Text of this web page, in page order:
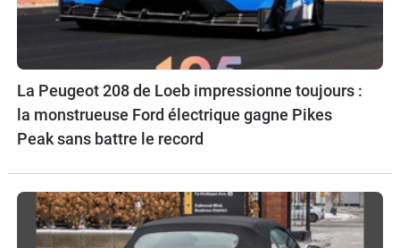
La Peugeot 208 de Loeb impressionne toujours :
la monstrueuse Ford électrique gagne Pikes
Peak sans battre le record